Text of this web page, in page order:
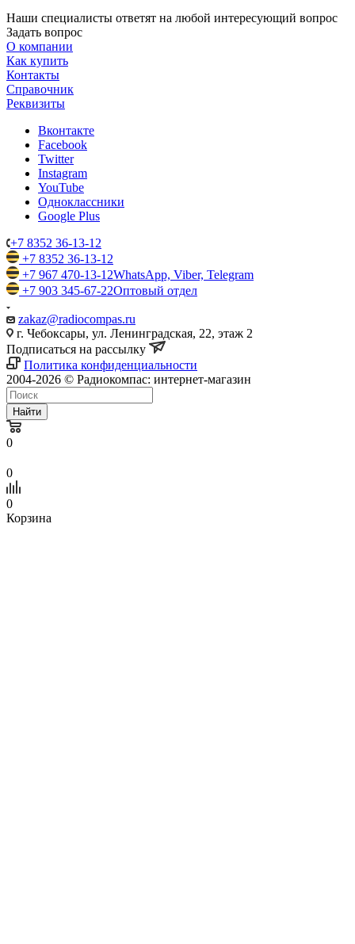
Наши специалисты ответят на любой интересующий вопрос
Задать вопрос
О компании
Как купить
Контакты
Справочник
Реквизиты
Вконтакте
Facebook
Twitter
Instagram
YouTube
Одноклассники
Google Plus
+7 8352 36-13-12
+7 8352 36-13-12
+7 967 470-13-12WhatsApp, Viber, Telegram
+7 903 345-67-22Оптовый отдел
zakaz@radiocompas.ru
г. Чебоксары, ул. Ленинградская, 22, этаж 2
Подписаться на рассылку
Политика конфиденциальности
2004-2026 © Радиокомпас: интернет-магазин
Найти
0
0
0
Корзина